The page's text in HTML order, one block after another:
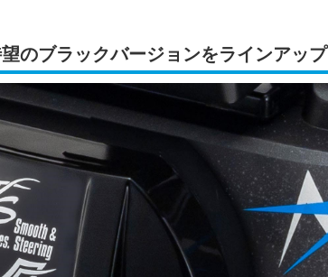
のブラックバージョンをラインアップ